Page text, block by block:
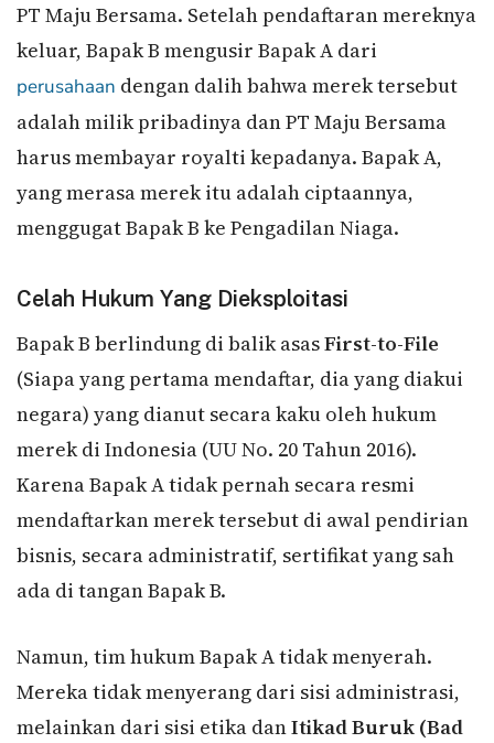
PT Maju Bersama. Setelah pendaftaran mereknya
keluar, Bapak B mengusir Bapak A dari
perusahaan dengan dalih bahwa merek tersebut
adalah milik pribadinya dan PT Maju Bersama
harus membayar royalti kepadanya. Bapak A,
yang merasa merek itu adalah ciptaannya,
menggugat Bapak B ke Pengadilan Niaga.
Celah Hukum Yang Dieksploitasi
Bapak B berlindung di balik asasFirst-to-File
(Siapa yang pertama mendaftar, dia yang diakui
negara) yang dianut secara kaku oleh hukum
merek di Indonesia (UU No. 20 Tahun 2016).
Karena Bapak A tidak pernah secara resmi
mendaftarkan merek tersebut di awal pendirian
bisnis, secara administratif, sertifikat yang sah
ada di tangan Bapak B.
Namun, tim hukum Bapak A tidak menyerah.
Mereka tidak menyerang dari sisi administrasi,
melainkan dari sisi etika danItikad Buruk (Bad